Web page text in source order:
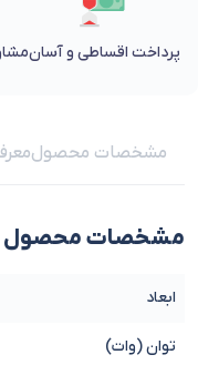
پرداخت اقساطی و آسان
مشخصات محصول
مشخصات محصول
ابعاد
توان (وات)